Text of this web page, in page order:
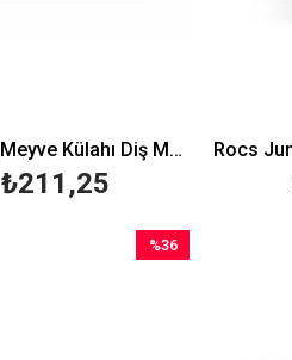
Rocs Kids 3-7 Yaş Meyve Külahı Diş Macunu 35 ml
₺211,25
%36